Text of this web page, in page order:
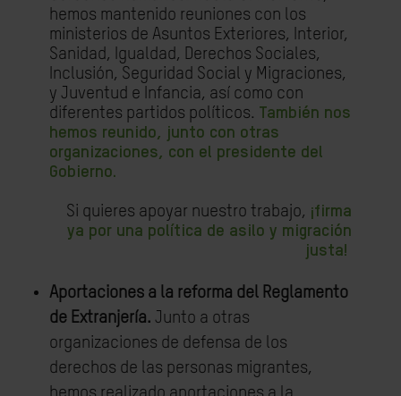
hemos mantenido reuniones con los
ministerios de Asuntos Exteriores, Interior,
Sanidad, Igualdad, Derechos Sociales,
Inclusión, Seguridad Social y Migraciones,
y Juventud e Infancia, así como con
diferentes partidos políticos. También nos
hemos reunido, junto con otras
organizaciones, con el presidente del
Gobierno.
Si quieres apoyar nuestro trabajo, ¡firma
ya por una política de asilo y migración
justa!
Aportaciones a la reforma del Reglamento
de Extranjería. Junto a otras
organizaciones de defensa de los
derechos de las personas migrantes,